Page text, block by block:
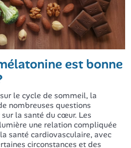
est bonne
le cycle de sommeil, la
nombreuses questions
la santé du cœur. Les
une relation compliquée
santé cardiovasculaire, avec
circonstances et des